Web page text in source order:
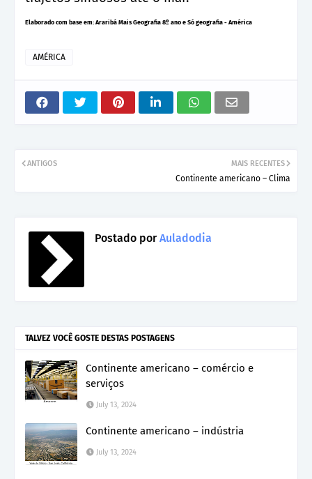
Elaborado com base em: Araribá Mais Geografia 8º ano e Só geografia - América
AMÉRICA
MAIS RECENTES
Continente americano – Clima
ANTIGOS
Postado porAuladodia
TALVEZ VOCÊ GOSTE DESTAS POSTAGENS
Continente americano – comércio e
serviços
July 13, 2024
Continente americano – indústria
July 13, 2024